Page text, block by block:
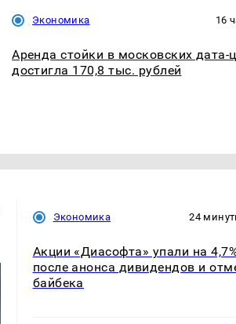
Экономика 16
Аренда стойки в московских дата-
достигла 170,8 тыс. рублей
Экономика 24
Акции «Диасофта» упали на
после анонса дивидендов и
байбека